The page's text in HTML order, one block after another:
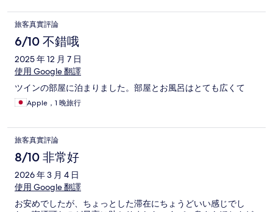
旅客真實評論
6/10 不錯哦
2025 年 12 月 7 日
使用 Google 翻譯
ツインの部屋に泊まりました。部屋とお風呂はとても広くて
Apple，1 晚旅行
旅客真實評論
8/10 非常好
2026 年 3 月 4 日
使用 Google 翻譯
お安めでしたが、ちょっとした滞在にちょうどいい感じでし